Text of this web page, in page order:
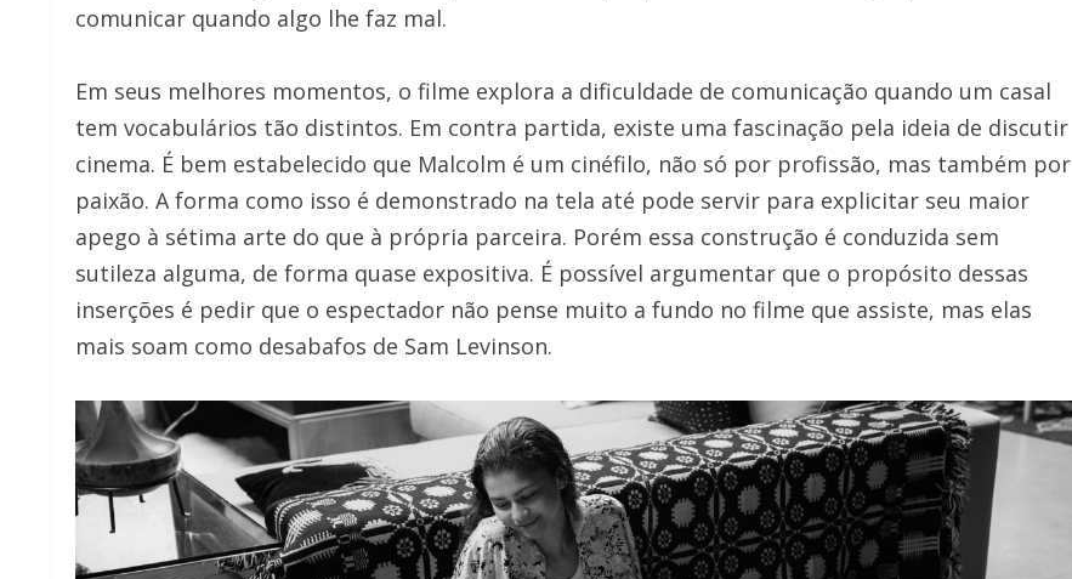
comunicar quando algo lhe faz mal.
Em seus melhores momentos, o filme explora a dificuldade de comunicação quando um casal
tem vocabulários tão distintos. Em contra partida, existe uma fascinação pela ideia de discutir
cinema. É bem estabelecido que Malcolm é um cinéfilo, não só por profissão, mas também por
paixão. A forma como isso é demonstrado na tela até pode servir para explicitar seu maior
apego à sétima arte do que à própria parceira. Porém essa construção é conduzida sem
sutileza alguma, de forma quase expositiva. É possível argumentar que o propósito dessas
inserções é pedir que o espectador não pense muito a fundo no filme que assiste, mas elas
mais soam como desabafos de Sam Levinson.